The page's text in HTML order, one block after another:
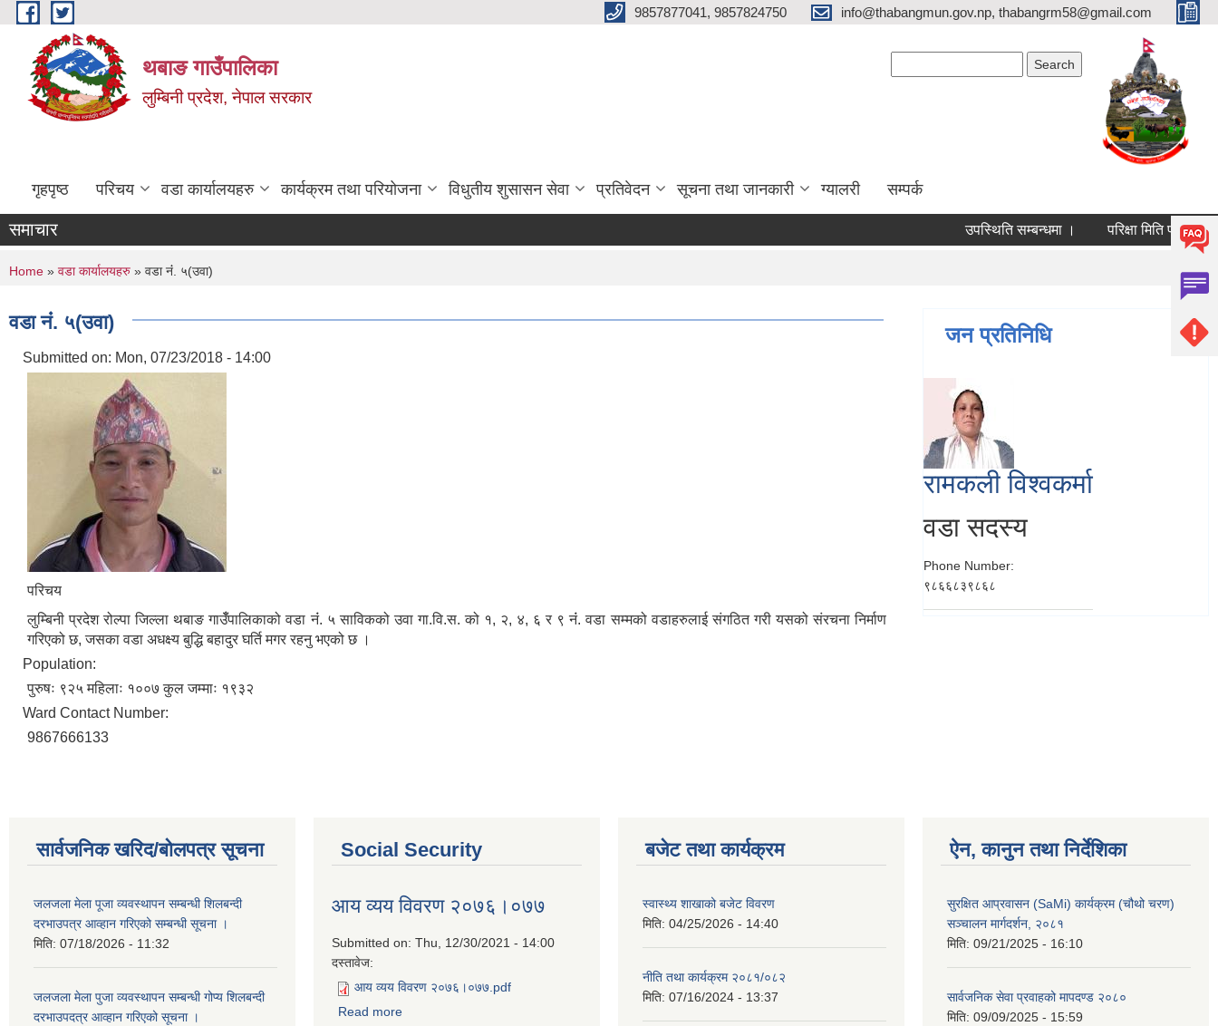
Skip to main content 9857877041, 9857824750 info@thabangmun.gov.np, thabangrm58@gmail.com
थबाङ गाउँपालिका
लुम्बिनी प्रदेश, नेपाल सरकार
गृहपृष्ठ परिचय वडा कार्यालयहरु कार्यक्रम तथा परियोजना विधुतीय शुसासन सेवा प्रतिवेदन सूचना तथा जानकारी ग्यालरी सम्पर्क
समाचार उपस्थिति सम्बन्धमा । परिक्षा मिति परिवर्तन
You are here
Home » वडा कार्यालयहरु » वडा नंं. ५(उवा)
वडा नंं. ५(उवा)
Submitted on: Mon, 07/23/2018 - 14:00
परिचय
लुम्बिनी प्रदेश रोल्पा जिल्ला थबाङ गाउँँपालिकाको वडा नंं. ५ साविकको उवा गा.वि.स. को १, २, ४, ६ र ९ नंं. वडा सम्मको वडाहरुलाई संगठित गरी यसको संरचना निर्माण
गरिएको छ, जसका वडा अधक्ष्य बुद्धि बहादुर घर्ति मगर रहनु भएको छ ।
Population:
पुरुषः ९२५ महिलाः १००७ कुल जम्माः १९३२
Ward Contact Number:
9867666133
जन प्रतिनिधि
रामकली विश्वकर्मा
वडा सदस्य
Phone Number:
९८६६८३९८६८
बुद्धि बहादुर घर्ति मगर
का.वा. वडा अध्यक्ष
Phone Number:
9867666133
सार्वजनिक खरिद/बोलपत्र सूचना
जलजला मेला पूजा व्यवस्थापन सम्बन्धी शिलबन्दी
दरभाउपत्र आव्हान गरिएको सम्बन्धी सूचना ।
मिति: 07/18/2026 - 11:32
जलजला मेला पुजा व्यवस्थापन सम्बन्धी गोप्य शिलबन्दी
दरभाउपदत्र आव्हान गरिएको सूचना ।
Social Security
आय व्यय विवरण २०७६।०७७
Submitted on: Thu, 12/30/2021 - 14:00
दस्तावेज:
आय व्यय विवरण २०७६।०७७.pdf
Read more
बजेट तथा कार्यक्रम
स्वास्थ्य शाखाको बजेट विवरण
मिति: 04/25/2026 - 14:40
नीति तथा कार्यक्रम २०८१/०८२
मिति: 07/16/2024 - 13:37
ऐन, कानुन तथा निर्देशिका
सुरक्षित आप्रवासन (SaMi) कार्यक्रम (चौथो चरण)
सञ्चालन मार्गदर्शन, २०८१
मिति: 09/21/2025 - 16:10
सार्वजनिक सेवा प्रवाहको मापदण्ड २०८०
मिति: 09/09/2025 - 15:59